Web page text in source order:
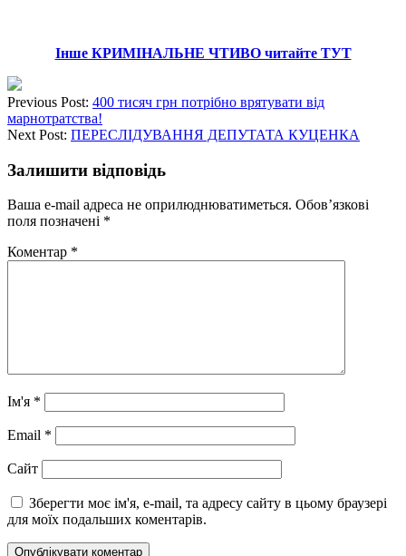
Інше КРИМІНАЛЬНЕ ЧТИВО читайте ТУТ
Previous Post: 400 тисяч грн потрібно врятувати від
марнотратства!
Next Post: ПЕРЕСЛІДУВАННЯ ДЕПУТАТА КУЦЕНКА
Залишити відповідь
Ваша e-mail адреса не оприлюднюватиметься. Обов’язкові
поля позначені *
Коментар *
Ім'я *
Email *
Сайт
Зберегти моє ім'я, e-mail, та адресу сайту в цьому браузері
для моїх подальших коментарів.